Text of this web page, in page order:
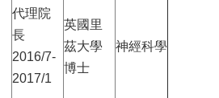
代理院
長
2016/7-
2017/1
英國里
茲大學
博士
神經科學